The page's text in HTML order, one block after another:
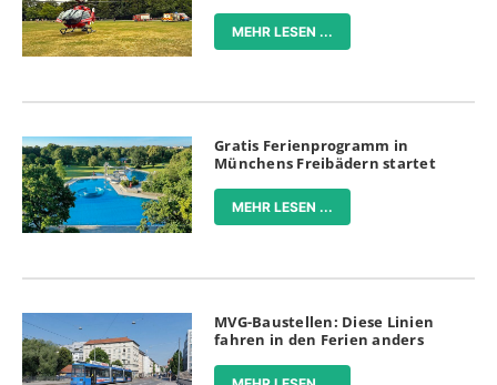
MEHR LESEN ...
Gratis Ferienprogramm in
Münchens Freibädern startet
MEHR LESEN ...
MVG-Baustellen: Diese Linien
fahren in den Ferien anders